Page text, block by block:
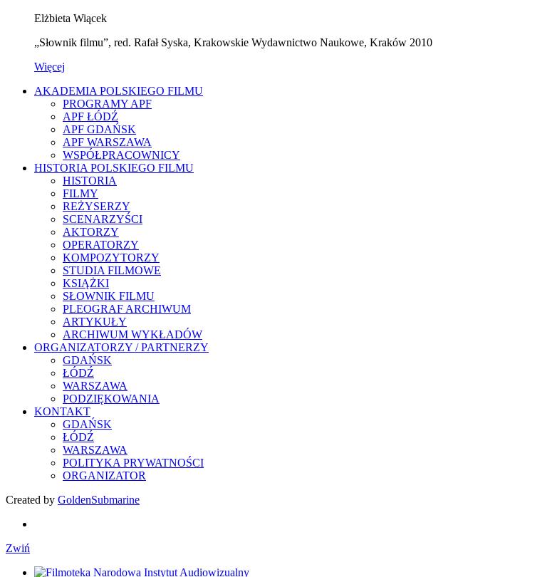
Elżbieta Wiącek
„Słownik filmu”, red. Rafał Syska, Krakowskie Wydawnictwo Naukowe, Kraków 2010
Więcej
AKADEMIA POLSKIEGO FILMU
PROGRAMY APF
APF ŁÓDŹ
APF GDAŃSK
APF WARSZAWA
WSPÓŁPRACOWNICY
HISTORIA POLSKIEGO FILMU
HISTORIA
FILMY
REŻYSERZY
SCENARZYŚCI
AKTORZY
OPERATORZY
KOMPOZYTORZY
STUDIA FILMOWE
KSIĄŻKI
SŁOWNIK FILMU
PLEOGRAF ARCHIWUM
ARTYKUŁY
ARCHIWUM WYKŁADÓW
ORGANIZATORZY / PARTNERZY
GDAŃSK
ŁÓDŹ
WARSZAWA
PODZIĘKOWANIA
KONTAKT
GDAŃSK
ŁÓDŹ
WARSZAWA
POLITYKA PRYWATNOŚCI
ORGANIZATOR
Created by GoldenSubmarine
Zwiń